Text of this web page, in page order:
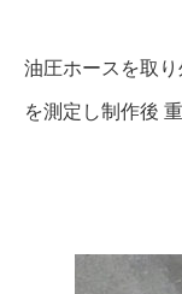
油圧ホースを取
を測定し制作後